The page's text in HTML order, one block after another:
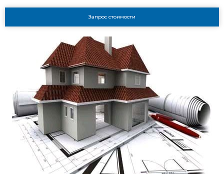
Запрос стоимости